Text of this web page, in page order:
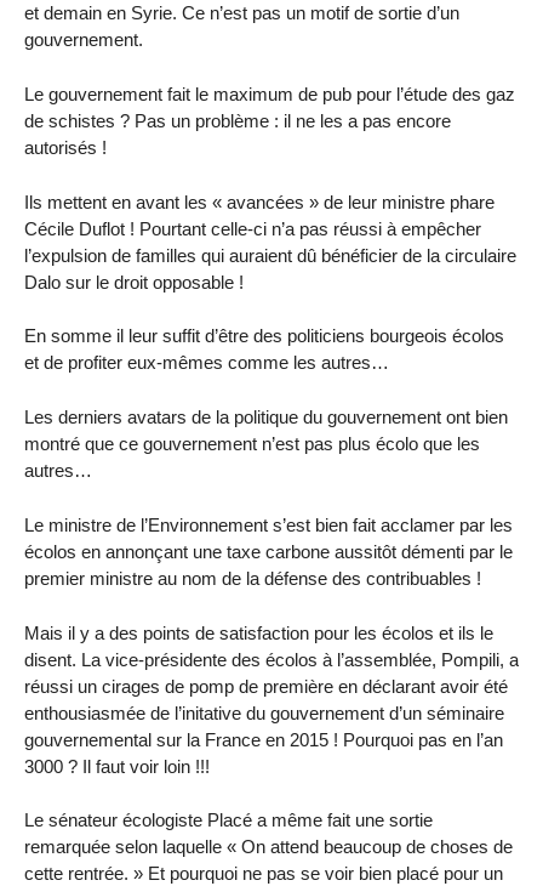
et demain en Syrie. Ce n’est pas un motif de sortie d’un
gouvernement.
Le gouvernement fait le maximum de pub pour l’étude des gaz
de schistes ? Pas un problème : il ne les a pas encore
autorisés !
Ils mettent en avant les « avancées » de leur ministre phare
Cécile Duflot ! Pourtant celle-ci n’a pas réussi à empêcher
l’expulsion de familles qui auraient dû bénéficier de la circulaire
Dalo sur le droit opposable !
En somme il leur suffit d’être des politiciens bourgeois écolos
et de profiter eux-mêmes comme les autres…
Les derniers avatars de la politique du gouvernement ont bien
montré que ce gouvernement n’est pas plus écolo que les
autres…
Le ministre de l’Environnement s’est bien fait acclamer par les
écolos en annonçant une taxe carbone aussitôt démenti par le
premier ministre au nom de la défense des contribuables !
Mais il y a des points de satisfaction pour les écolos et ils le
disent. La vice-présidente des écolos à l’assemblée, Pompili, a
réussi un cirages de pomp de première en déclarant avoir été
enthousiasmée de l’initative du gouvernement d’un séminaire
gouvernemental sur la France en 2015 ! Pourquoi pas en l’an
3000 ? Il faut voir loin !!!
Le sénateur écologiste Placé a même fait une sortie
remarquée selon laquelle « On attend beaucoup de choses de
cette rentrée. » Et pourquoi ne pas se voir bien placé pour un